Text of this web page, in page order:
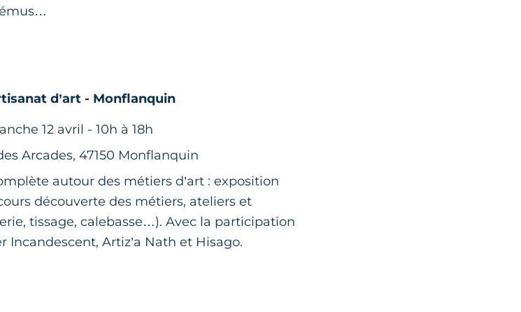
d’art - Monflanquin
12 avril - 10h à 18h
Arcades, 47150 Monflanquin
autour des métiers d’art : exposition
découverte des métiers, ateliers et
tissage, calebasse…). Avec la participation
Incandescent, Artiz’a Nath et Hisago.